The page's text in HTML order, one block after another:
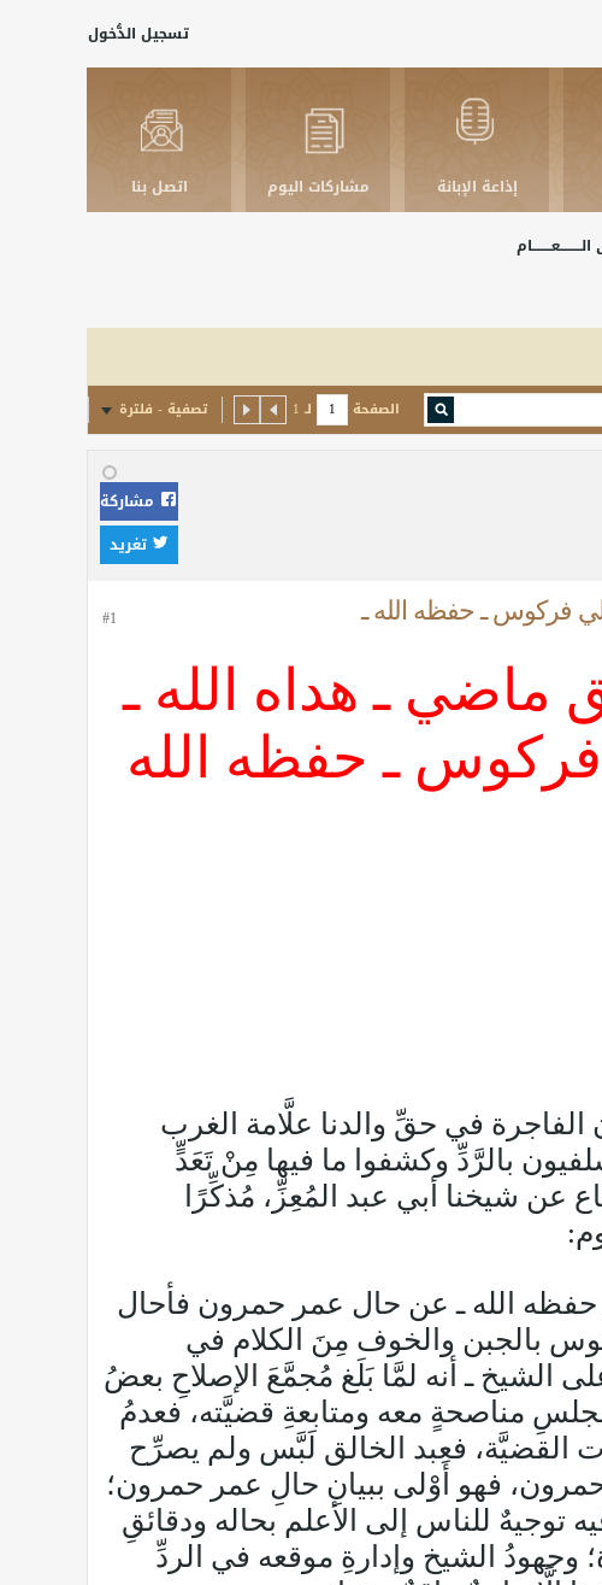
تسجيل الدُّخول
إذاعة الإبانة مشاركات اليوم اتصل بنا
الصفحة لـ 1 تصفية - فلترة
مشاركة
تغريد
#1 فركوس ـ حفظه الله ـ
ماضي ـ هداه الله ـ
ـ حفظه الله
في حقِّ والدنا علَّامة الغرب
بالرَّدِّ وكشفوا ما فيها مِنْ تَعَدٍّ
شيخنا أبي عبد المُعِزِّ، مُذكِّرًا
الله ـ عن حال عمر حمرون فأحال
بالجبن والخوف مِنَ الكلام في
الشيخ ـ أنه لمَّا بَلَغ مُجمَّعَ الإصلاحِ بعضُ
مناصحةٍ معه ومتابعةِ قضيَّته، فعدمُ
فعبد الخالق لَبَّس ولم يصرِّح
فهو أَوْلى ببيانِ حالِ عمر حمرون؛
توجيهٌ للناس إلى الأعلم بحاله ودقائقِ
وجهودُ الشيخ وإدارةِ موقعه في الردِّ